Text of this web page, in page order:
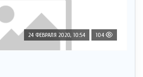
24 ФЕВРАЛЯ 2020, 10:54 104